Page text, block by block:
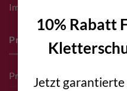
10% Rabatt
Jetzt garantierte
Impressum
Pro Deals & Sponsoring
Pro Deal für Erschließer